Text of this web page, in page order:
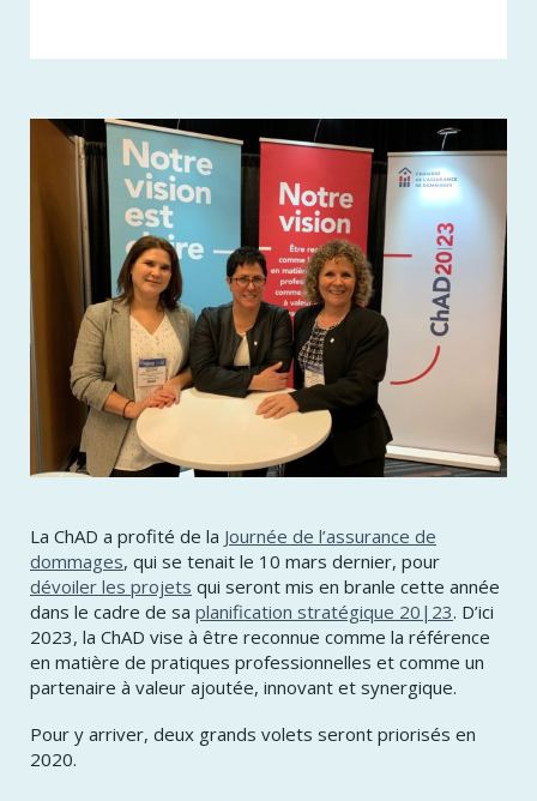
La ChAD a profité de la Journée de l’assurance de
dommages, qui se tenait le 10 mars dernier, pour
dévoiler les projets qui seront mis en branle cette année
dans le cadre de sa planification stratégique 20|23. D’ici
2023, la ChAD vise à être reconnue comme la référence
en matière de pratiques professionnelles et comme un
partenaire à valeur ajoutée, innovant et synergique.
Pour y arriver, deux grands volets seront priorisés en
2020.